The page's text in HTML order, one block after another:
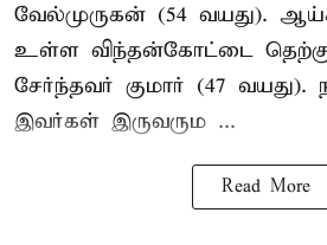
வேல்முருகன் (54 வயது).
உள்ள விந்தன்கோட்டை
சேர்ந்தவர் குமார் (47
இவர்கள் இருவரும ...
Read More